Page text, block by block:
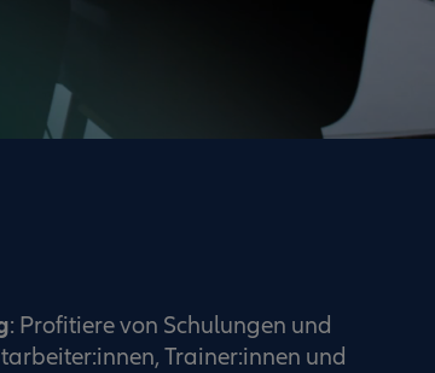
: Profitiere von Schulungen und
Trainer:innen und